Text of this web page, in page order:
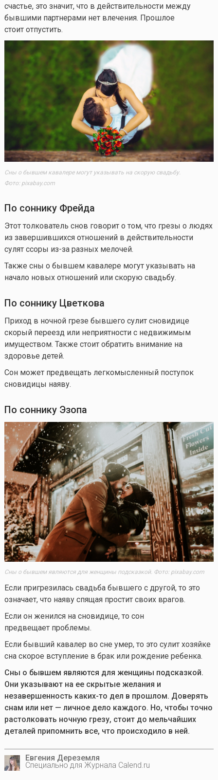
счастье, это значит, что в действительности между
бывшими партнерами нет влечения. Прошлое
стоит отпустить.
Сны о бывшем кавалере могут указывать на скорую свадьбу.
Фото: pixabay.com
По соннику Фрейда
Этот толкователь снов говорит о том, что грезы о людях
из завершившихся отношений в действительности
сулят ссоры из-за разных мелочей.
Также сны о бывшем кавалере могут указывать на
начало новых отношений или скорую свадьбу.
По соннику Цветкова
Приход в ночной грезе бывшего сулит сновидице
скорый переезд или неприятности с недвижимым
имуществом. Также стоит обратить внимание на
здоровье детей.
Сон может предвещать легкомысленный поступок
сновидицы наяву.
По соннику Эзопа
Сны о бывшем являются для женщины подсказкой. Фото: pixabay.com
Если пригрезилась свадьба бывшего с другой, то это
означает, что наяву спящая простит своих врагов.
Если он женился на сновидице, то сон
предвещает проблемы.
Если бывший кавалер во сне умер, то это сулит хозяйке
сна скорое вступление в брак или рождение ребенка.
Сны о бывшем являются для женщины подсказкой.
Они указывают на ее скрытые желания и
незавершенность каких-то дел в прошлом. Доверять
снам или нет — личное дело каждого. Но, чтобы точно
растолковать ночную грезу, стоит до мельчайших
деталей припомнить все, что происходило в ней.
Евгения Дереземля
Специально для Журнала Calend.ru